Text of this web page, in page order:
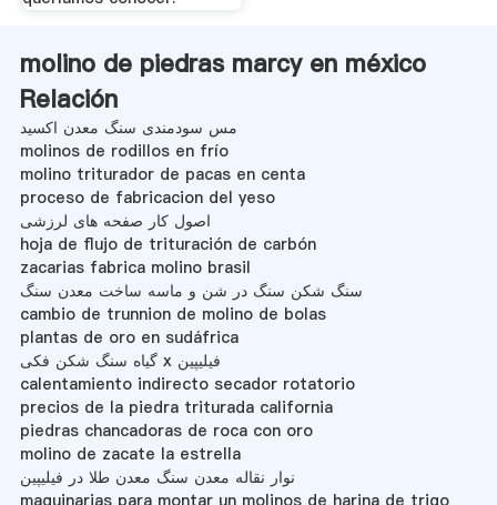
molino de piedras marcy en méxico
Relación
مس سودمندی سنگ معدن اکسید
molinos de rodillos en frío
molino triturador de pacas en centa
proceso de fabricacion del yeso
اصول کار صفحه های لرزشی
hoja de flujo de trituración de carbón
zacarias fabrica molino brasil
سنگ شکن سنگ در شن و ماسه ساخت معدن سنگ
cambio de trunnion de molino de bolas
plantas de oro en sudáfrica
گیاه سنگ شکن فکی x فیلیپین
calentamiento indirecto secador rotatorio
precios de la piedra triturada california
piedras chancadoras de roca con oro
molino de zacate la estrella
نوار نقاله معدن سنگ معدن طلا در فیلیپین
maquinarias para montar un molinos de harina de trigo